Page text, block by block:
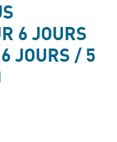
6 JOURS
JOURS / 5